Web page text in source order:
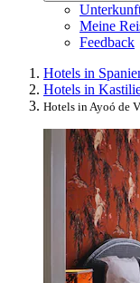
Meine
Feedback
Hotels in
Hotels in
Hotels in Ayoó de